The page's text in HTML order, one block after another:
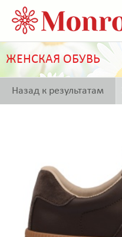
ЖЕНСКАЯ ОБУВЬ
Назад к результатам